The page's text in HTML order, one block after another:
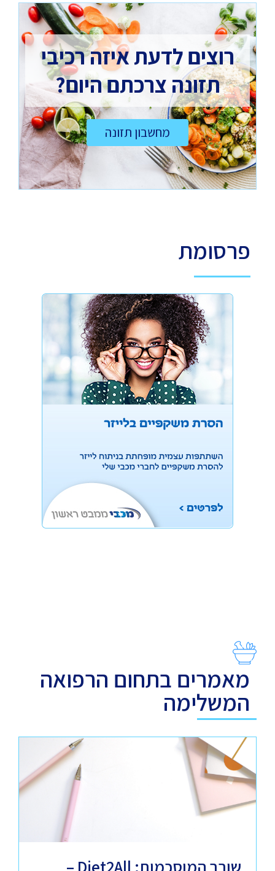
רוצים לדעת איזה רכיבי
תזונה צרכתם היום?
מחשבון תזונה
פרסומת
מאמרים בתחום הרפואה
המשלימה